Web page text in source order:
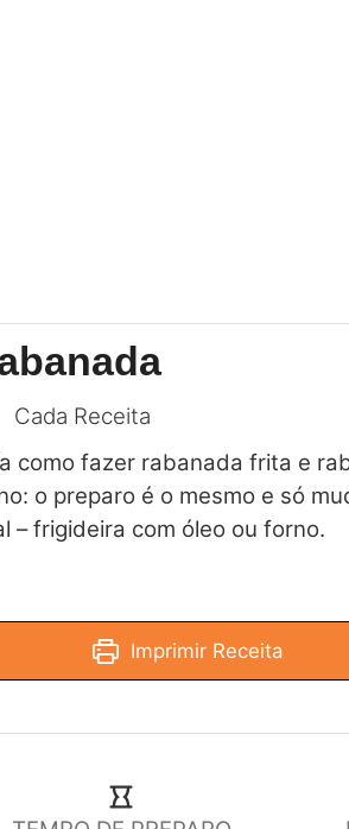
Cada Receita
como fazer rabanada frita e
o preparo é o mesmo e só
– frigideira com óleo ou forno.
Imprimir Receita